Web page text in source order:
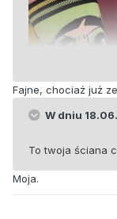
Fajne, chociaż już
W dniu
To twoja ściana
Moja.